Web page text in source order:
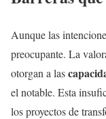
Aunque las
preocupante. La
otorgan a las
el notable. Esta
los proyectos de